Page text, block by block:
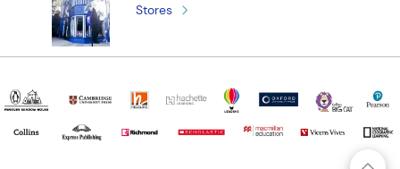
Stores